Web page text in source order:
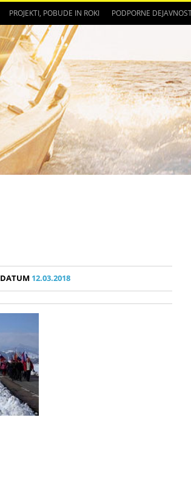
PROJEKTI, POBUDE IN ROKI PODPORNE
DATUM 12.03.2018